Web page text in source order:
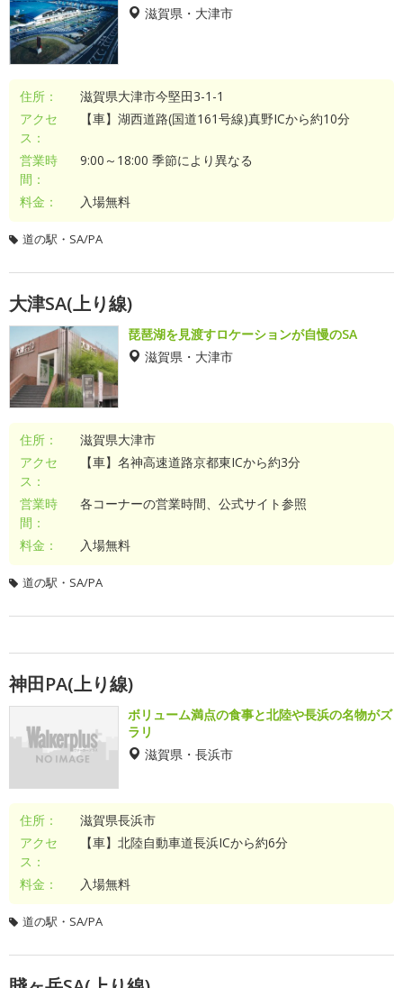
滋賀県・大津市
住所：
滋賀県大津市今堅田3-1-1
アクセ
ス：
【車】湖西道路(国道161号線)真野ICから約10分
営業時
間：
9:00～18:00 季節により異なる
料金： 入場無料
道の駅・SA/PA
大津SA(上り線)
琵琶湖を見渡すロケーションが自慢のSA
滋賀県・大津市
住所：
滋賀県大津市
アクセ
ス：
【車】名神高速道路京都東ICから約3分
営業時
間：
各コーナーの営業時間、公式サイト参照
料金： 入場無料
道の駅・SA/PA
神田PA(上り線)
ボリューム満点の食事と北陸や長浜の名物がズ
ラリ
滋賀県・長浜市
住所：
滋賀県長浜市
アクセ
ス：
【車】北陸自動車道長浜ICから約6分
料金： 入場無料
道の駅・SA/PA